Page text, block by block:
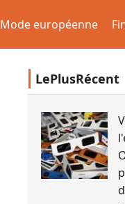
Mode européenne
LePlusRécent